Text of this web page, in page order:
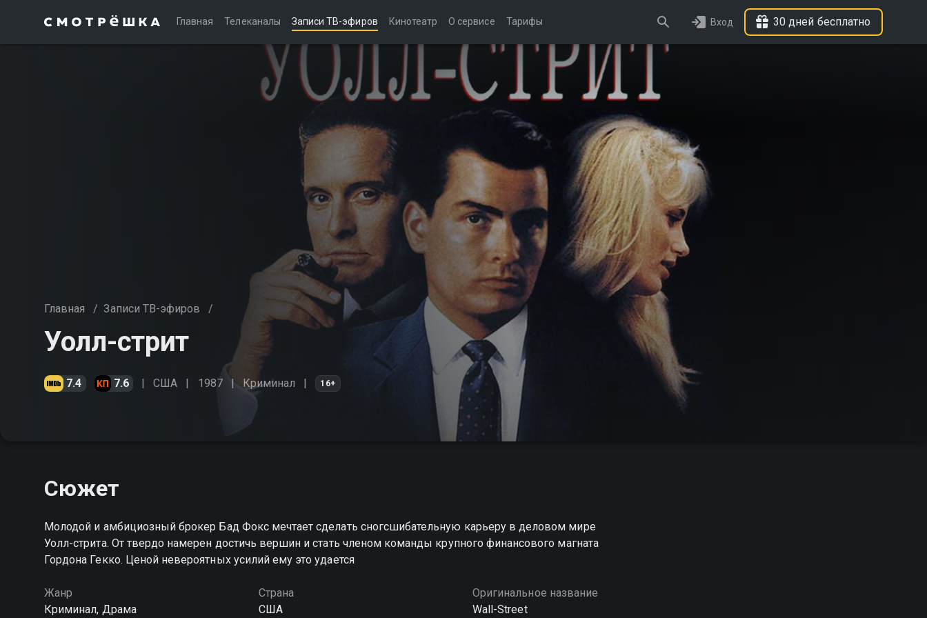
Главная Телеканалы Записи ТВ-эфиров Кинотеатр О сервисе Тарифы Вход 30 дней бесплатно
Главная / Записи ТВ-эфиров /
Уолл-стрит
7.4 7.6 США 1987 Криминал 16+
Сюжет
Молодой и амбициозный брокер Бад Фокс мечтает сделать сногсшибательную карьеру в деловом мире
Уолл-стрита. От твердо намерен достичь вершин и стать членом команды крупного финансового магната
Гордона Гекко. Ценой невероятных усилий ему это удается
Жанр
Криминал, Драма
Страна
США
Оригинальное название
Wall-Street